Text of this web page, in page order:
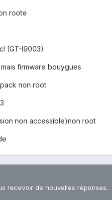
roote
(GT-I9003)
firmware bouygues
non root
non accessible)non root
recevoir de nouvelles réponses.